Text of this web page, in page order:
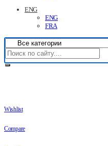
ENG
ENG
FRA
Wishlist
Compare